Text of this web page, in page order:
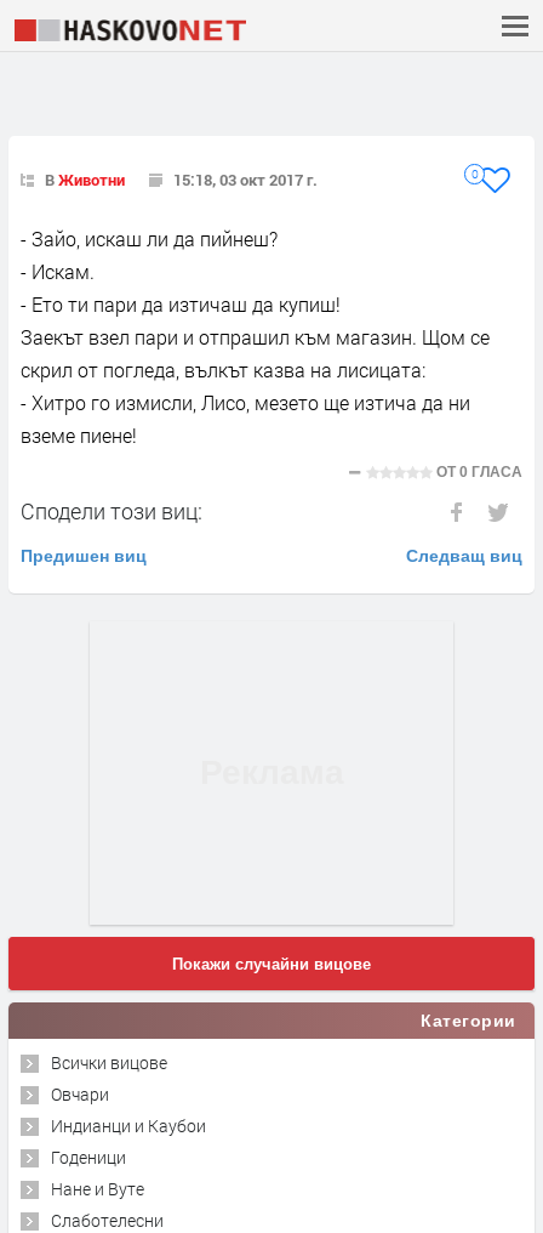
ВЖивотни 15:18, 03 окт 2017 г. 0
- Зайо, искаш ли да пийнеш?
- Искам.
- Ето ти пари да изтичаш да купиш!
Заекът взел пари и отпрашил към магазин. Щом се
скрил от погледа, вълкът казва на лисицата:
- Хитро го измисли, Лисо, мезето ще изтича да ни
вземе пиене!
ОТ0 ГЛАСА
Сподели този виц:
Предишен виц Следващ виц
Покажи случайни вицове
Категории
Всички вицове
Овчари
Индианци и Каубои
Годеници
Нане и Вуте
Слаботелесни